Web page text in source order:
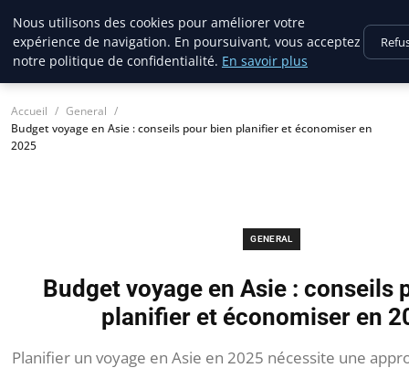
France Evasion
Accueil
General
Budget voyage en Asie : conseils pour bien planifier et économiser en
2025
GENERAL
Budget voyage en Asie : conseils
planifier et économiser en
Planifier un voyage en Asie en 2025 nécessite une
Nous utilisons des cookies pour améliorer votre
expérience de navigation. En poursuivant, vous acceptez
notre politique de confidentialité. En savoir plus